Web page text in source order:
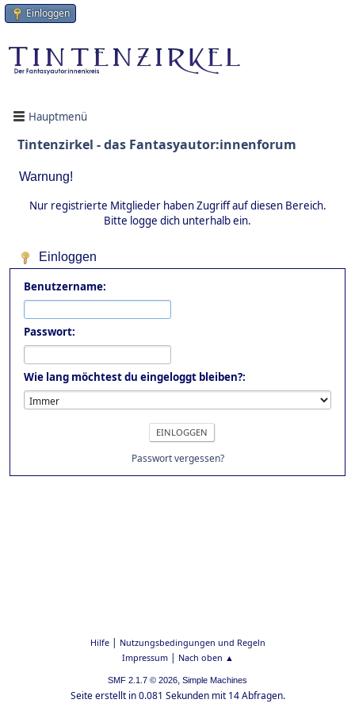
Einloggen
Hauptmenü
Tintenzirkel - das Fantasyautor:innenforum
Warnung!
Nur registrierte Mitglieder haben Zugriff auf diesen Bereich.
Bitte logge dich unterhalb ein.
Einloggen
Benutzername:
Passwort:
Wie lang möchtest du eingeloggt bleiben?:
Passwort vergessen?
Hilfe| Nutzungsbedingungen und Regeln
Impressum| Nach oben ▲
SMF 2.1.7 © 2026, Simple Machines
Seite erstellt in 0.081 Sekunden mit 14 Abfragen.